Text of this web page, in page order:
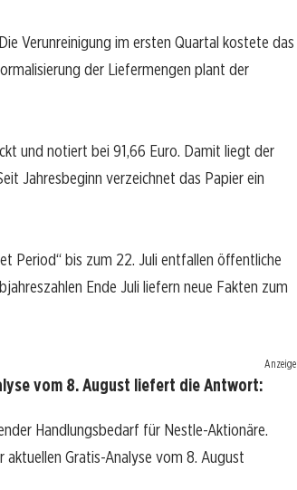
Verunreinigung im ersten Quartal kostete das
der Liefermengen plant der
und notiert bei 91,66 Euro. Damit liegt der
Jahresbeginn verzeichnet das Papier ein
Period“ bis zum 22. Juli entfallen öffentliche
Ende Juli liefern neue Fakten zum
Anzeige
vom 8. August liefert die Antwort:
Handlungsbedarf für Nestle-Aktionäre.
Gratis-Analyse vom 8. August